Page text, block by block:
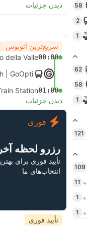
58
2
1
62
58
1
121
109
11
1
1
دیدن جزئیات
سریع‌ترین اتوبوس
00:00
della Valle
| GoOpti
01:00
Station
دیدن جزئیات
فوری
رزرو لحظه
تأیید فوری برای
انتخاب‌های ما
تأیید فوری